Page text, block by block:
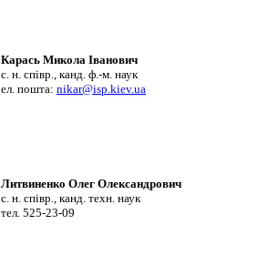
Карась Микола Іванович
с. н. співр., канд. ф.-м. наук
ел. пошта: nikar@isp.kiev.ua
Литвиненко Олег Олександрович
с. н. співр., канд. техн. наук
тел. 525-23-09